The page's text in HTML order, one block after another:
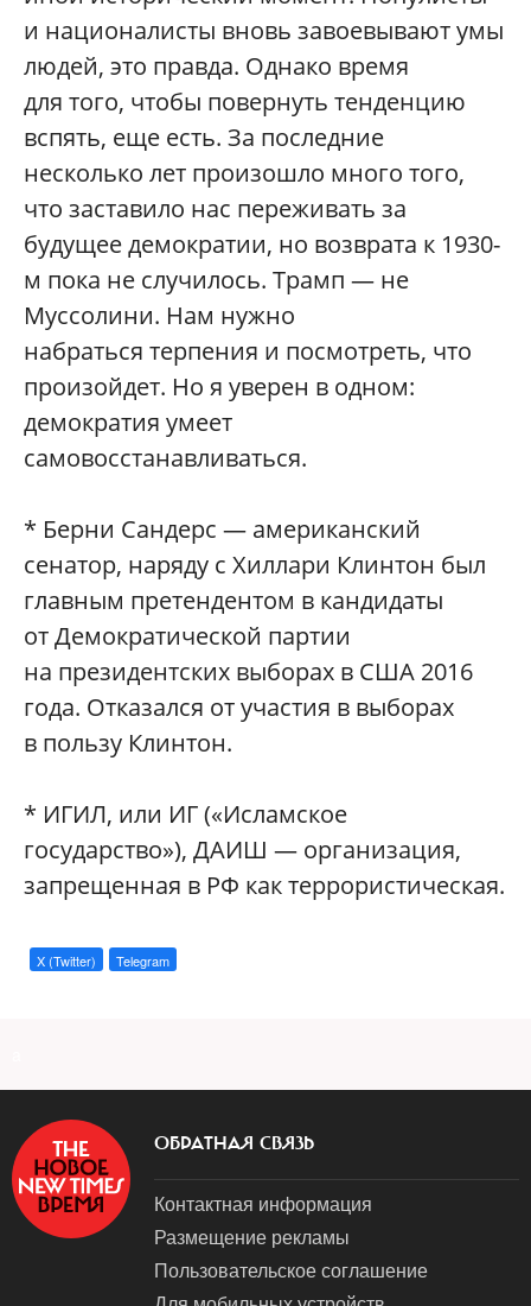
и националисты вновь завоевывают умы
людей, это правда. Однако время
для того, чтобы повернуть тенденцию
вспять, еще есть. За последние
несколько лет произошло много того,
что заставило нас переживать за
будущее демократии, но возврата к 1930-
м пока не случилось. Трамп — не
Муссолини. Нам нужно
набраться терпения и посмотреть, что
произойдет. Но я уверен в одном:
демократия умеет
самовосстанавливаться.
* Берни Сандерс — американский
сенатор, наряду с Хиллари Клинтон был
главным претендентом в кандидаты
от Демократической партии
на президентских выборах в США 2016
года. Отказался от участия в выборах
в пользу Клинтон.
* ИГИЛ, или ИГ («Исламское
государство»), ДАИШ — организация,
запрещенная в РФ как террористическая.
X (Twitter) Telegram
ОБРАТНАЯ СВЯЗЬ
Контактная информация
Размещение рекламы
Пользовательское соглашение